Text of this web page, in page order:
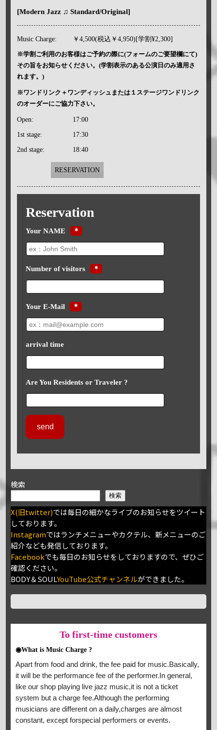
[Modern Jazz ♫ Standard/Original]
Music Charge: ￥4,500(税込￥4,950)[学割¥2,300]
※学割ご利用のお客様はご予約の際に(フォームのご要望欄にて)
その旨をお知らせください。(学割表示のある公演日のみ適用さ
れます。)
※ワンドリンク＋ワンディッシュまたは１ステージワンドリンク
のオーダーにご協力下さい。
Open: 17:00
1st stage: 17:30
2nd stage: 18:40
RESERVATION
Reservation
Your NAME ＊
Number of visitors ＊
Your E-Mail ＊
arrival time
Are You Residents or Traveler ?
検索
検索
X(旧twitter)では毎日の細かなライブのお知らせをツイート
しております。
Instagramではランチメニューやカクテル、新メニューのご
紹介なども発信しております。
Facebookでも毎日のお知らせをしておりますので、ぜひご
確認ください。
BODY＆SOULYouTube公式チャンネルができました。
To first-time customers
◉What is Music Charge ?
Apart from food and drink, the fee paid for music.Basically,
it will be the performance fee of the performer.In general,
like our shop playing live jazz music,it is not a ticket
system but a charge fee.Although the performing
musicians are different on a daily,charges are almost
constant, except forspecial performers or events.